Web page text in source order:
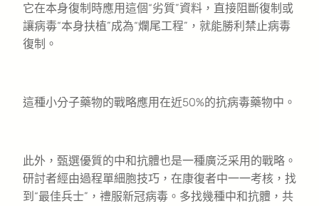
它在本身復制時應用這個“劣質”資料，直接阻斷復制或
讓病毒“本身扶植”成為“爛尾工程”，就能勝利禁止病毒
復制。
這種小分子藥物的戰略應用在近50%的抗病毒藥物中。
此外，甄選優質的中和抗體也是一種廣泛采用的戰略。
研討者經由過程單細胞技巧，在康復者中一一考核，找
到“最佳兵士”，禮服新冠病毒。多找幾種中和抗體，共